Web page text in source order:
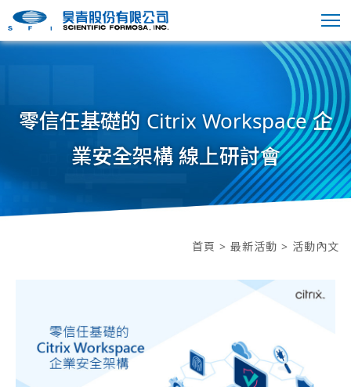
零信任基礎的 Citrix Workspace 企
業安全架構 線上研討會
首頁 > 最新活動 > 活動內文